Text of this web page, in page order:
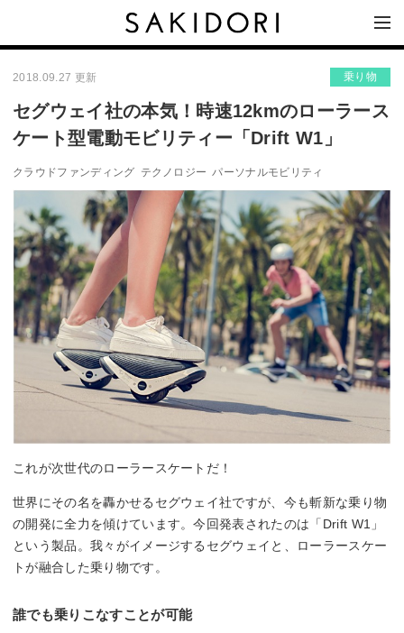
2018.09.27 更新 乗り物
セグウェイ社の本気！時速12kmのローラース
ケート型電動モビリティー「Drift W1」
クラウドファンディング テクノロジー パーソナルモビリティ
これが次世代のローラースケートだ！
世界にその名を轟かせるセグウェイ社ですが、今も斬新な乗り物
の開発に全力を傾けています。今回発表されたのは「Drift W1」
という製品。我々がイメージするセグウェイと、ローラースケー
トが融合した乗り物です。
誰でも乗りこなすことが可能